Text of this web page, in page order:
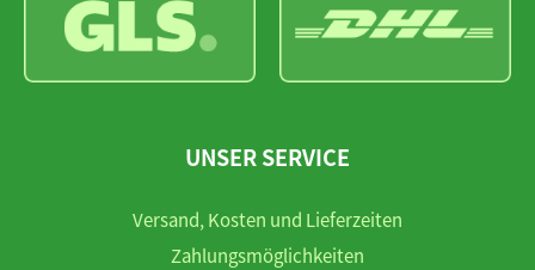
UNSER SERVICE
Versand, Kosten und Lieferzeiten
Zahlungsmöglichkeiten